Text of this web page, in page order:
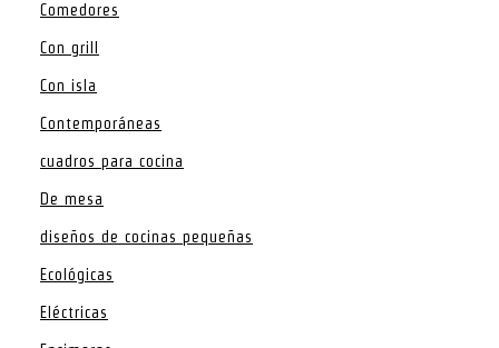
Comedores
Con grill
Con isla
Contemporáneas
cuadros para cocina
De mesa
diseños de cocinas pequeñas
Ecológicas
Eléctricas